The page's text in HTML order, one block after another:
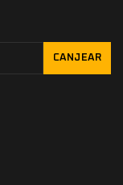
CANJEAR